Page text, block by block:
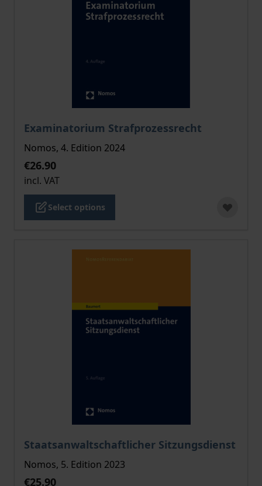
Examinatorium Strafprozessrecht
The price depends on the options chosen on the
Nomos, 4. Edition 2024
€26.90
incl. VAT
Select options
Staatsanwaltschaftlicher Sitzungsdienst
The price depends on the options chosen on the
Nomos, 5. Edition 2023
€25.90